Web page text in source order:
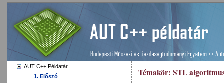
AUT C++ Példatár
1. Előszó
Témakör: STL